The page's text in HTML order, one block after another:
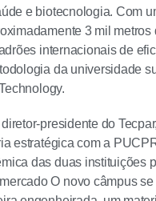
e biotecnologia. Com
3 mil metros
internacionais de
da universidade
presidente do
estratégica com a
das duas instituições
O novo câmpus se